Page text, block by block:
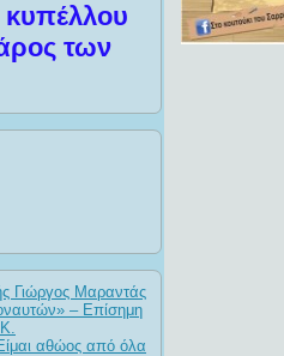
κυπέλλου
των
Γιώργος Μαραντάς
– Επίσημη
αθώος από όλα